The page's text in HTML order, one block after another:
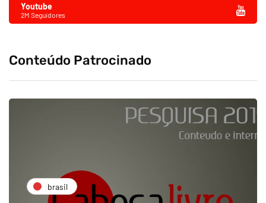
Youtube
2M Seguidores
Conteúdo Patrocinado
brasil